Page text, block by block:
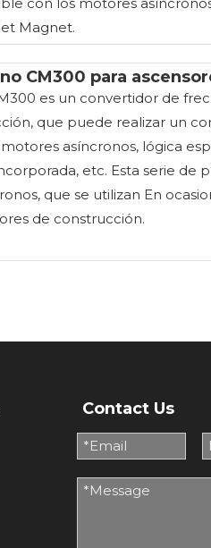
Magnet.
CM300 para
es un convertidor de
que puede realizar un
asíncronos, lógica
etc. Esta serie de
que se utilizan En
de construcción.
Contact Us